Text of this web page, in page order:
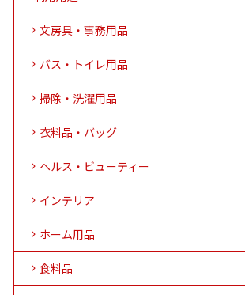
文房具・事務用品
バス・トイレ用品
掃除・洗濯用品
衣料品・バッグ
ヘルス・ビューティー
インテリア
ホーム用品
食料品